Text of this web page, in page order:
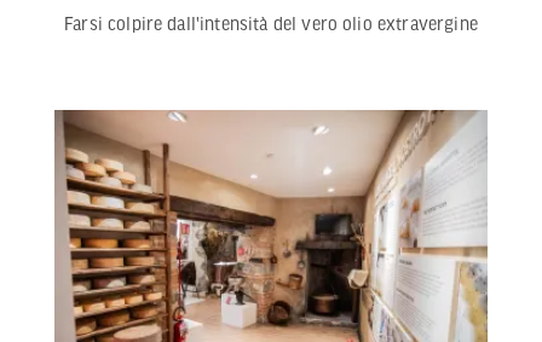
Farsi colpire dall'intensità del vero olio extravergine